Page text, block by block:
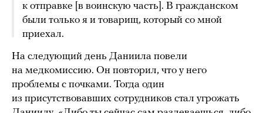
к отправке [в воинскую часть]. В гражданском
были только я и товарищ, который со мной
приехал.
На следующий день Даниила повели
на медкомиссию. Он повторил, что у него
проблемы с почками. Тогда один
из присутствовавших сотрудников стал угрожать